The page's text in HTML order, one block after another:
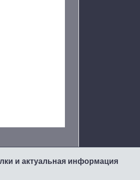
и актуальная информация